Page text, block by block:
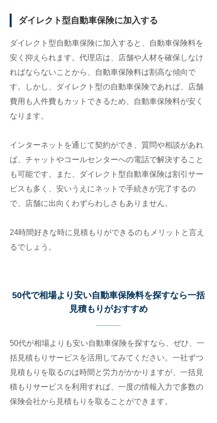
ダイレクト型自動車保険に加入する
ダイレクト型自動車保険に加入すると、自動車保険料を
安く抑えられます。代理店は、店舗や人材を確保しなけ
ればならないことから、自動車保険料は割高な傾向で
す。しかし、ダイレクト型の自動車保険であれば、店舗
費用も人件費もカットできるため、自動車保険料が安く
なります。
インターネットを通じて契約ができ、質問や相談があれ
ば、チャットやコールセンターへの電話で解決すること
も可能です。また、ダイレクト型自動車保険は割引サー
ビスも多く、安いうえにネットで手続きが完了するの
で、店舗に出向くわずらわしさもありません。
24時間好きな時に見積もりができるのもメリットと言え
るでしょう。
50代で相場より安い自動車保険料を探すなら一括
見積もりがおすすめ
50代が相場よりも安い自動車保険を探すなら、ぜひ、一
括見積もりサービスを活用してみてください。一社ずつ
見積もりを取るのは時間と労力がかかりますが、一括見
積もりサービスを利用すれば、一度の情報入力で多数の
保険会社から見積もりを取ることができます。